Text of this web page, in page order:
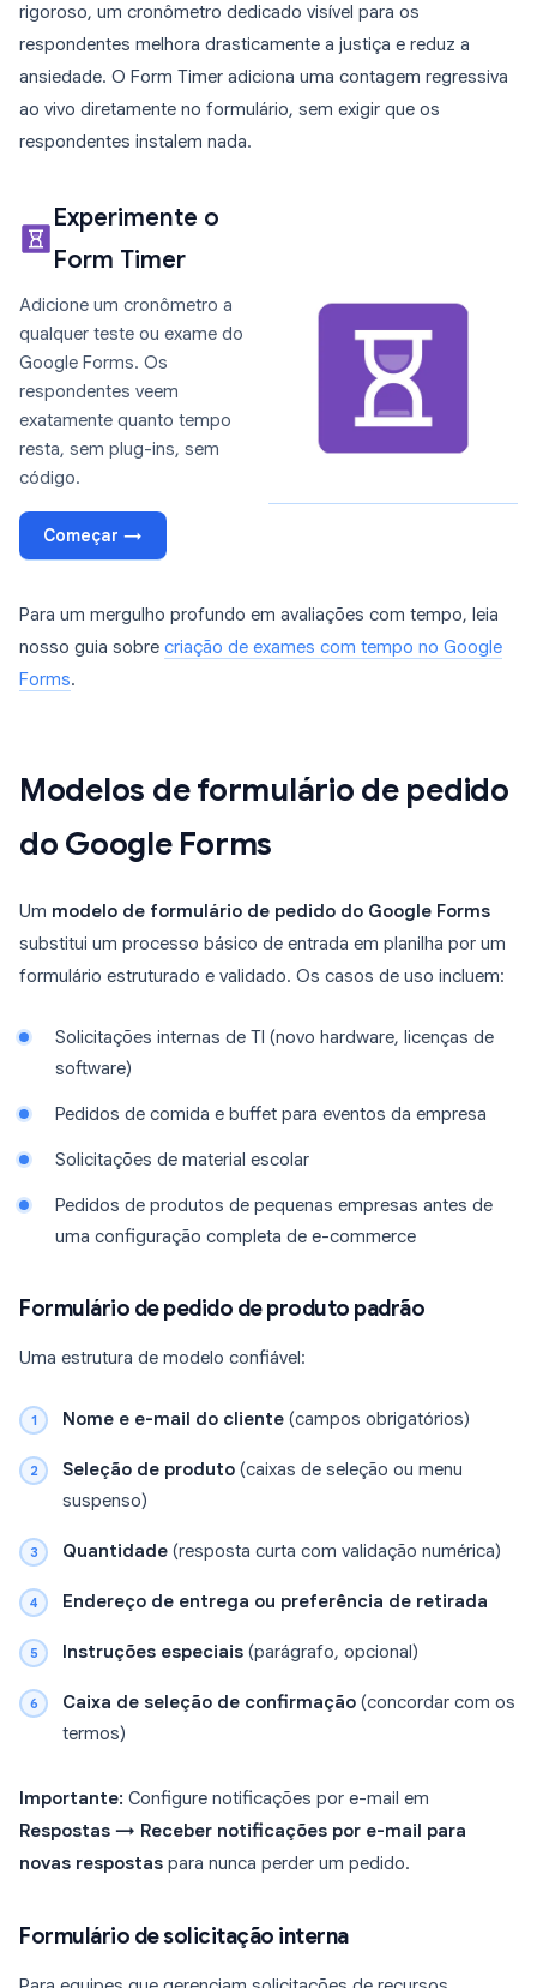
rigoroso, um cronômetro dedicado visível para os
respondentes melhora drasticamente a justiça e reduz a
ansiedade. O Form Timer adiciona uma contagem regressiva
ao vivo diretamente no formulário, sem exigir que os
respondentes instalem nada.
Experimente o
Form Timer
Adicione um cronômetro a
qualquer teste ou exame do
Google Forms. Os
respondentes veem
exatamente quanto tempo
resta, sem plug-ins, sem
código.
Começar →
Para um mergulho profundo em avaliações com tempo, leia
nosso guia sobre criação de exames com tempo no Google
Forms.
Modelos de formulário de pedido
do Google Forms
Um modelo de formulário de pedido do Google Forms
substitui um processo básico de entrada em planilha por um
formulário estruturado e validado. Os casos de uso incluem:
Solicitações internas de TI (novo hardware, licenças de
software)
Pedidos de comida e buffet para eventos da empresa
Solicitações de material escolar
Pedidos de produtos de pequenas empresas antes de
uma configuração completa de e-commerce
Formulário de pedido de produto padrão
Uma estrutura de modelo confiável:
Nome e e-mail do cliente (campos obrigatórios)
Seleção de produto (caixas de seleção ou menu
suspenso)
Quantidade (resposta curta com validação numérica)
Endereço de entrega ou preferência de retirada
Instruções especiais (parágrafo, opcional)
Caixa de seleção de confirmação (concordar com os
termos)
Importante: Configure notificações por e-mail em
Respostas → Receber notificações por e-mail para
novas respostas para nunca perder um pedido.
Formulário de solicitação interna